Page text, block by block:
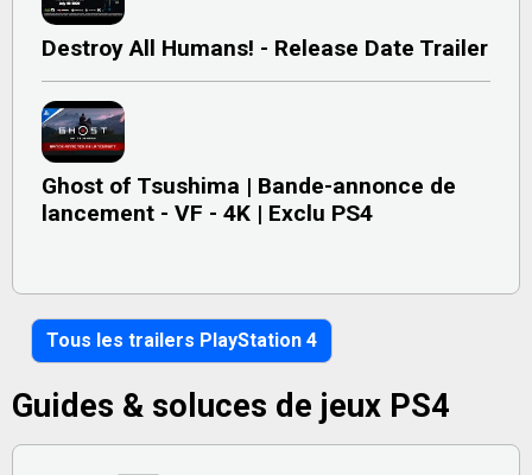
Destroy All Humans! - Release Date Trailer
Ghost of Tsushima | Bande-annonce de
lancement - VF - 4K | Exclu PS4
Tous les trailers PlayStation 4
Guides & soluces de jeux PS4